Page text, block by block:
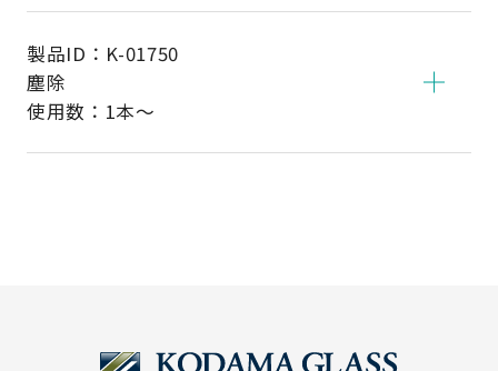
製品ID： K-01750
塵除
使用数：1本～